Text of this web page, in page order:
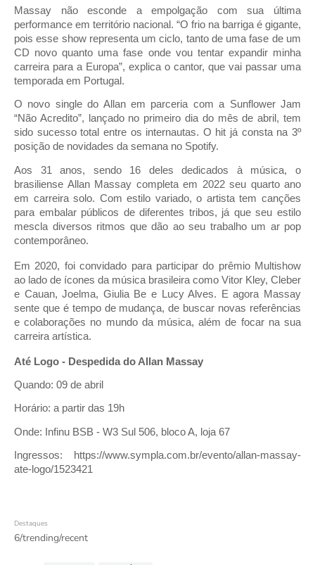
Massay não esconde a empolgação com sua última
performance em território nacional. “O frio na barriga é gigante,
pois esse show representa um ciclo, tanto de uma fase de um
CD novo quanto uma fase onde vou tentar expandir minha
carreira para a Europa”, explica o cantor, que vai passar uma
temporada em Portugal.
O novo single do Allan em parceria com a Sunflower Jam
“Não Acredito”, lançado no primeiro dia do mês de abril, tem
sido sucesso total entre os internautas. O hit já consta na 3º
posição de novidades da semana no Spotify.
Aos 31 anos, sendo 16 deles dedicados à música, o
brasiliense Allan Massay completa em 2022 seu quarto ano
em carreira solo. Com estilo variado, o artista tem canções
para embalar públicos de diferentes tribos, já que seu estilo
mescla diversos ritmos que dão ao seu trabalho um ar pop
contemporâneo.
Em 2020, foi convidado para participar do prêmio Multishow
ao lado de ícones da música brasileira como Vitor Kley, Cleber
e Cauan, Joelma, Giulia Be e Lucy Alves. E agora Massay
sente que é tempo de mudança, de buscar novas referências
e colaborações no mundo da música, além de focar na sua
carreira artística.
Até Logo - Despedida do Allan Massay
Quando: 09 de abril
Horário: a partir das 19h
Onde: Infinu BSB - W3 Sul 506, bloco A, loja 67
Ingressos: https://www.sympla.com.br/evento/allan-massay-
ate-logo/1523421
Destaques
6/trending/recent